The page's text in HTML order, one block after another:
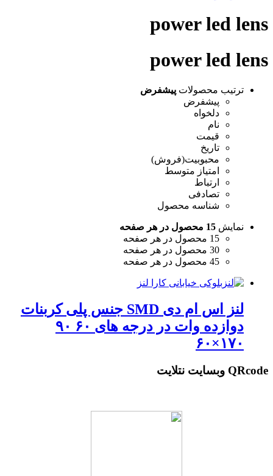
power led lens
power led lens
ترتیب محصولات پیشفرض
پیشفرض
دلخواه
نام
قیمت
تاریخ
محبوبیت(فروش)
امتیاز متوسط
ارتباط
تصادفی
شناسه محصول
نمایش 15 محصول در هر صفحه
15 محصول در هر صفحه
30 محصول در هر صفحه
45 محصول در هر صفحه
لنز اس ام دی SMD جنس پلی کربنات
دوازده وات در درجه های ۶۰ ۹۰
۱۷۰×۶۰
QRcode وبسایت نتلایت